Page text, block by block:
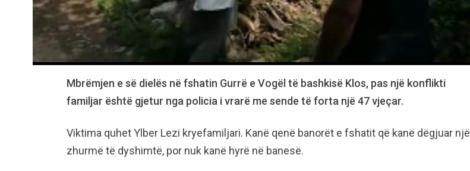
Mbrëmjen e së dielës në fshatin Gurrë e Vogël të bashkisë Klos, pas një konflikti
familjar është gjetur nga policia i vrarë me sende të forta një 47 vjeçar.
Viktima quhet Ylber Lezi kryefamiljari. Kanë qenë banorët e fshatit që kanë dëgjuar një
zhurmë të dyshimtë, por nuk kanë hyrë në banesë.